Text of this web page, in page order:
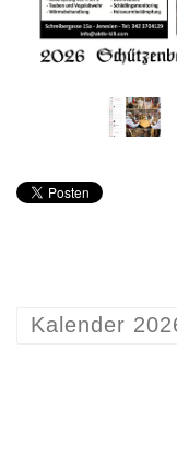
Kalender